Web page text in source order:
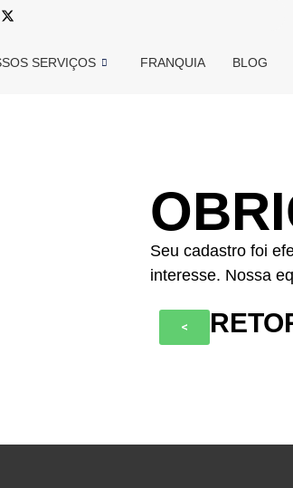
SERVIÇOS FRANQUIA BLOG
Seu cadastro foi
interesse. Nossa
<